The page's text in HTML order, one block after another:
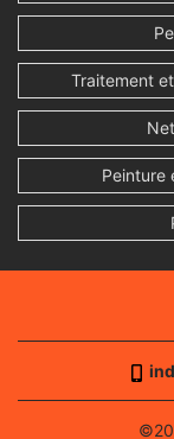
Traitement
Peinture